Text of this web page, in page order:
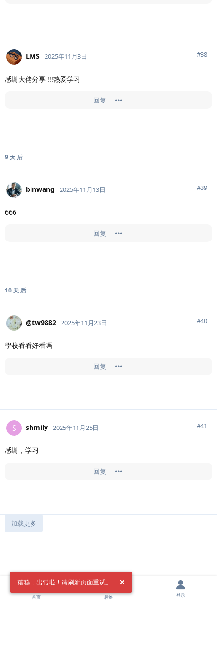
LMS 2025年11月3日 #38
感谢大佬分享 !!!热爱学习
回复
9 天 后
binwang 2025年11月13日 #39
666
回复
10 天 后
@tw9882 2025年11月23日 #40
學校看看好看嗎
回复
S shmily 2025年11月25日 #41
感谢，学习
回复
加载更多
糟糕，出错啦！请刷新页面重试。
首页 标签 登录